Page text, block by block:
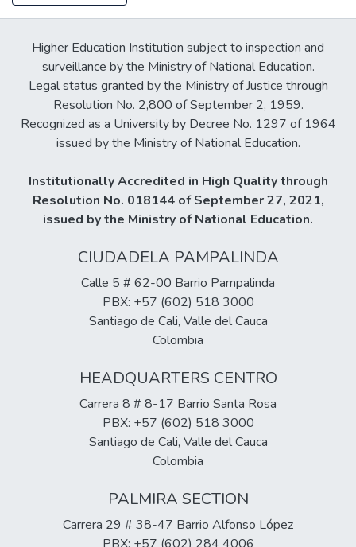
Higher Education Institution subject to inspection and
surveillance by the Ministry of National Education.
Legal status granted by the Ministry of Justice through
Resolution No. 2,800 of September 2, 1959.
Recognized as a University by Decree No. 1297 of 1964
issued by the Ministry of National Education.
Institutionally Accredited in High Quality through
Resolution No. 018144 of September 27, 2021,
issued by the Ministry of National Education.
CIUDADELA PAMPALINDA
Calle 5 # 62-00 Barrio Pampalinda
PBX: +57 (602) 518 3000
Santiago de Cali, Valle del Cauca
Colombia
HEADQUARTERS CENTRO
Carrera 8 # 8-17 Barrio Santa Rosa
PBX: +57 (602) 518 3000
Santiago de Cali, Valle del Cauca
Colombia
PALMIRA SECTION
Carrera 29 # 38-47 Barrio Alfonso López